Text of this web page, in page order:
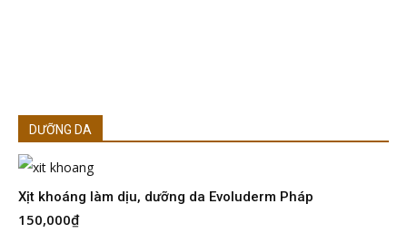
DƯỠNG DA
Xịt khoáng làm dịu, dưỡng da Evoluderm Pháp
150,000₫